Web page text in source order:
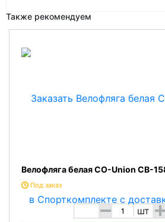
Также рекомендуем
Велофляга белая CO-Union CB-
Под заказ
- шт +